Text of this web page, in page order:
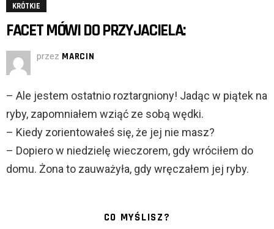
KRÓTKIE
FACET MÓWI DO PRZYJACIELA:
przez MARCIN
– Ale jestem ostatnio roztargniony! Jadąc w piątek na
ryby, zapomniałem wziąć ze sobą wędki.
– Kiedy zorientowałeś się, że jej nie masz?
– Dopiero w niedzielę wieczorem, gdy wróciłem do
domu. Żona to zauważyła, gdy wręczałem jej ryby.
CO MYŚLISZ?